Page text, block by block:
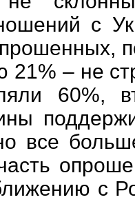
с
21% – не
60%,
все
с